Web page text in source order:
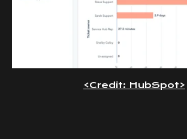
<Credit: HubSpot>